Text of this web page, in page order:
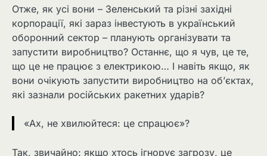
Отже, як усі вони – Зеленський та різні західні
корпорації, які зараз інвестують в український
оборонний сектор – планують організувати та
запустити виробництво? Останнє, що я чув, це те,
що це не працює з електрикою… І навіть якщо, як
вони очікують запустити виробництво на об’єктах,
які зазнали російських ракетних ударів?
«Ах, не хвилюйтеся: це спрацює»?
Так, звичайно: якщо хтось ігнорує загрозу, це